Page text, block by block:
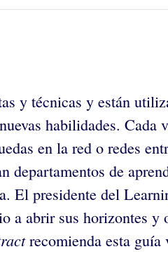
y técnicas y están
habilidades.
en la red o redes
departamentos de
presidente del
a abrir sus horizontes
recomienda esta guía